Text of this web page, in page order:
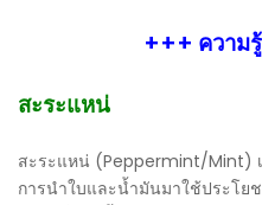
+++ ความ
สะระแหน่
สะระแหน่ (Peppermint/Mint)
การนำใบและน้ำมันมาใช้ประโย